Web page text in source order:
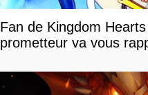
Fan de Kingdom
prometteur va vous